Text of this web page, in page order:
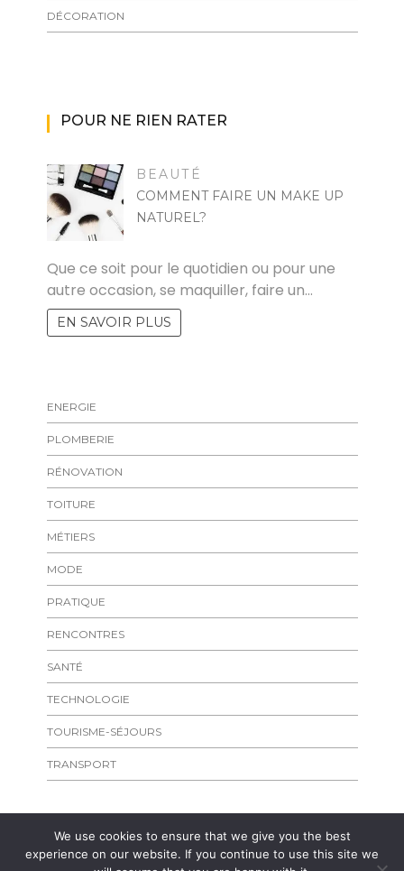
DÉCORATION
POUR NE RIEN RATER
BEAUTÉ
COMMENT FAIRE UN MAKE UP
NATUREL?
Que ce soit pour le quotidien ou pour une
autre occasion, se maquiller, faire un…
EN SAVOIR PLUS
ENERGIE
PLOMBERIE
RÉNOVATION
TOITURE
MÉTIERS
MODE
PRATIQUE
RENCONTRES
SANTÉ
TECHNOLOGIE
TOURISME-SÉJOURS
TRANSPORT
We use cookies to ensure that we give you the best
experience on our website. If you continue to use this site we